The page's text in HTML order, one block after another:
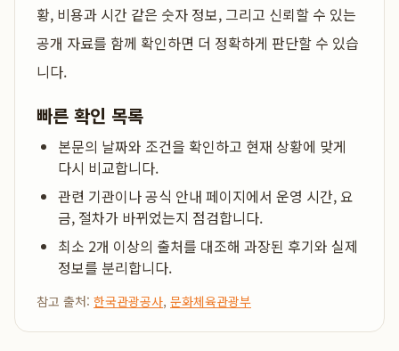
황, 비용과 시간 같은 숫자 정보, 그리고 신뢰할 수 있는
공개 자료를 함께 확인하면 더 정확하게 판단할 수 있습
니다.
빠른 확인 목록
본문의 날짜와 조건을 확인하고 현재 상황에 맞게
다시 비교합니다.
관련 기관이나 공식 안내 페이지에서 운영 시간, 요
금, 절차가 바뀌었는지 점검합니다.
최소 2개 이상의 출처를 대조해 과장된 후기와 실제
정보를 분리합니다.
참고 출처: 한국관광공사, 문화체육관광부